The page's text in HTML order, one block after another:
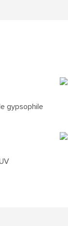
gypsophile